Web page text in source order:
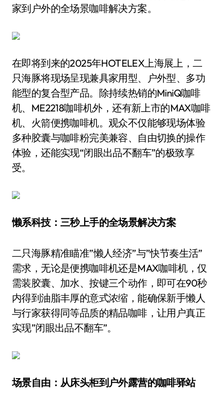
家到户外的全场景咖啡解决方案。
在即将到来的2025年HOTELEX上海展上，二
只海豚将现场呈现兼具家用型、户外型、多功
能型的复合型产品。除持续热销的MiniQ咖啡
机、ME2218咖啡机外，还有新上市的MAX咖啡
机、火箭便携咖啡机。观众不仅能够现场体验
多种胶囊与咖啡粉完美兼容、自由切换的操作
体验，还能实现“闭眼出品不翻车”的极致享
受。
懒系科技：三秒上手的全场景解决方案
二只海豚精准瞄准”懒人经济”与”快节奏生活”
需求，无论是便携咖啡机还是MAX咖啡机，仅
需装胶囊、加水、按键三个动作，即可在90秒
内得到油脂丰厚的意式浓缩，能确保新手懒人
与行家获得同等品质的精品咖啡，让用户真正
实现”闭眼出品不翻车”。
场景自由 ：从床头柜到户外露营的咖啡驿站